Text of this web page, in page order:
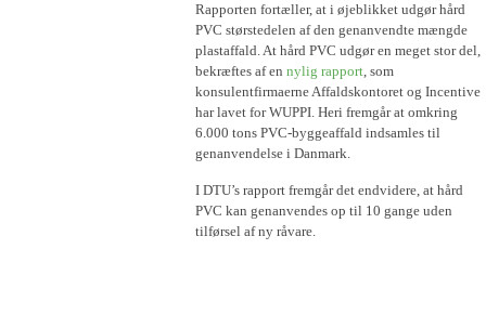
Rapporten fortæller, at i øjeblikket udgør hård
PVC størstedelen af den genanvendte mængde
plastaffald. At hård PVC udgør en meget stor del,
bekræftes af en nylig rapport, som
konsulentfirmaerne Affaldskontoret og Incentive
har lavet for WUPPI. Heri fremgår at omkring
6.000 tons PVC-byggeaffald indsamles til
genanvendelse i Danmark.
I DTU’s rapport fremgår det endvidere, at hård
PVC kan genanvendes op til 10 gange uden
tilførsel af ny råvare.